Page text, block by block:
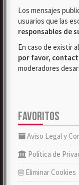
Los mensajes
usuarios que las
responsables de
En caso de existir
por favor,
moderadores
FAVORITOS
Aviso Legal y
Política de
Eliminar Cookies